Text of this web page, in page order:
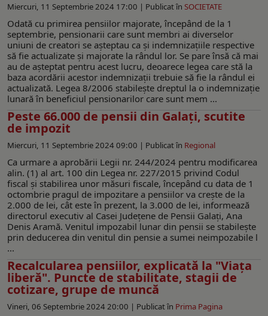
Miercuri, 11 Septembrie 2024 17:00 | Publicat în SOCIETATE
Odată cu primirea pensiilor majorate, începând de la 1
septembrie, pensionarii care sunt membri ai diverselor
uniuni de creatori se așteptau ca și indemnizațiile respective
să fie actualizate și majorate la rândul lor. Se pare însă că mai
au de așteptat pentru acest lucru, deoarece legea care stă la
baza acordării acestor indemnizații trebuie să fie la rândul ei
actualizată. Legea 8/2006 stabilește dreptul la o indemnizație
lunară în beneficiul pensionarilor care sunt mem ...
Peste 66.000 de pensii din Galați, scutite
de impozit
Miercuri, 11 Septembrie 2024 09:00 | Publicat în Regional
Ca urmare a aprobării Legii nr. 244/2024 pentru modificarea
alin. (1) al art. 100 din Legea nr. 227/2015 privind Codul
fiscal și stabilirea unor măsuri fiscale, începând cu data de 1
octombrie pragul de impozitare a pensiilor va crește de la
2.000 de lei, cât este în prezent, la 3.000 de lei, informează
directorul executiv al Casei Județene de Pensii Galați, Ana
Denis Aramă. Venitul impozabil lunar din pensii se stabilește
prin deducerea din venitul din pensie a sumei neimpozabile l
...
Recalcularea pensiilor, explicată la "Viaţa
liberă". Puncte de stabilitate, stagii de
cotizare, grupe de muncă
Vineri, 06 Septembrie 2024 20:00 | Publicat în Prima Pagina